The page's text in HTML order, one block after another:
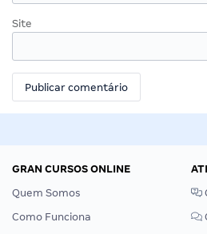
Site
GRAN CURSOS ONLINE
Quem Somos
Como Funciona